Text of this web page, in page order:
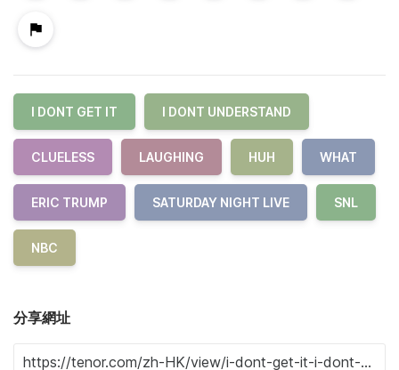
I DONT GET IT I DONT UNDERSTAND
CLUELESS LAUGHING HUH WHAT
ERIC TRUMP SATURDAY NIGHT LIVE SNL
NBC
分享網址